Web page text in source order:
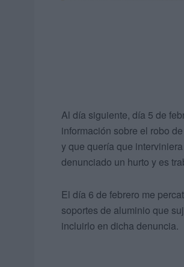
Al día siguiente, día 5 de
información sobre el robo
y que quería que
denunciado un hurto y es
El día 6 de febrero me
soportes de aluminio que
incluirlo en dicha denuncia.